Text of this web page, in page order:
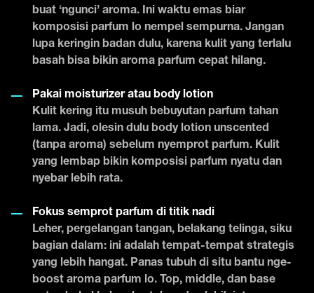
buat ‘ngunci’ aroma. Ini waktu emas biar
komposisi parfum lo nempel sempurna. Jangan
lupa keringin badan dulu, karena kulit yang terlalu
basah bisa bikin aroma parfum cepat hilang.
Pakai moisturizer atau body lotion
Kulit kering itu musuh bebuyutan parfum tahan
lama. Jadi, olesin dulu body lotion unscented
(tanpa aroma) sebelum nyemprot parfum. Kulit
yang lembap bikin komposisi parfum nyatu dan
nyebar lebih rata.
Fokus semprot parfum di titik nadi
Leher, pergelangan tangan, belakang telinga, siku
bagian dalam: ini adalah tempat-tempat strategis
yang lebih hangat. Panas tubuh di situ bantu nge-
boost aroma parfum lo. Top, middle, dan base